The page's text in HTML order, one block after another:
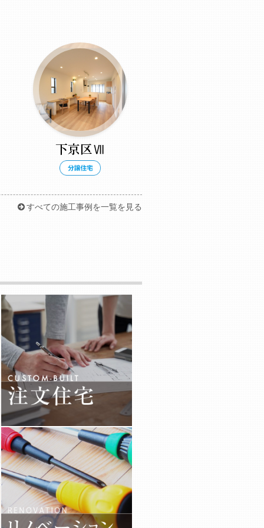
下京区Ⅶ
すべての施工事例を一覧を見る